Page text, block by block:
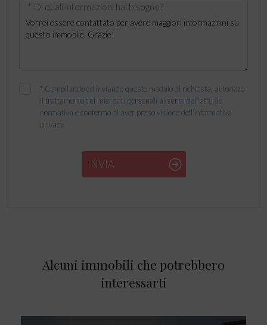
* Di quali informazioni hai bisogno?
* Compilando ed inviando questo modulo di richiesta, autorizzo
il trattamento dei miei dati personali ai sensi dell'attuale
normativa e confermo di aver preso visione dell'informativa
privacy.
INVIA
Alcuni immobili che potrebbero
interessarti